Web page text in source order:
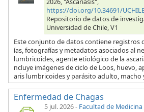
2026, "Ascariasis",
https://doi.org/10.34691/
Repositorio de datos de
Universidad de Chile, V1
Este conjunto de datos contiene registros
ías, fotografías y metadatos asociados al
lumbricoides, agente etiológico de la
ncluye imágenes de ciclo de Loos, huevo,
aris lumbricoides y parásito adulto, macho
Enfermedad de Chagas
5 jul. 2026- Facultad de Medicina